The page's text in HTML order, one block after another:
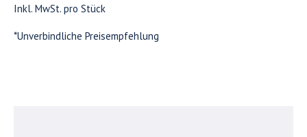
Inkl. MwSt. pro Stück
*Unverbindliche Preisempfehlung